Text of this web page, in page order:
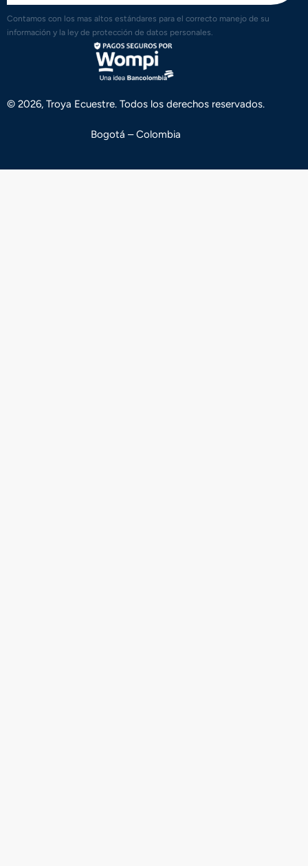
Contamos con los mas altos estándares para el correcto manejo de su
información y la ley de protección de datos personales.
© 2026, Troya Ecuestre. Todos los derechos reservados.
Bogotá – Colombia